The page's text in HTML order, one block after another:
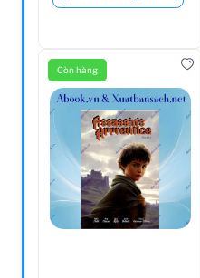
Còn hàng